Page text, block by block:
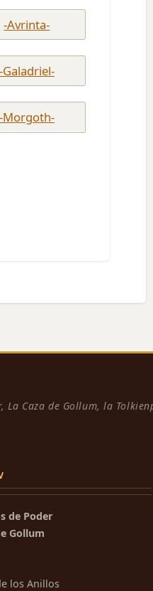
-Avrinta-
-Galadriel-
-Morgoth-
Caza de Gollum, la
de Poder
Gollum
los Anillos